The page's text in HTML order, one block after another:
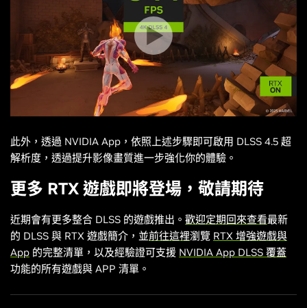
此外，透過 NVIDIA App，依照上述步驟即可啟用 DLSS 4.5 超
解析度，透過提升影像畫質進一步強化你的體驗。
更多 RTX 遊戲即將登場，敬請期待
近期會有更多整合 DLSS 的遊戲推出。 歡迎定期回來查看最新
的 DLSS 與 RTX 遊戲簡介，並前往這裡瀏覽 RTX 增強遊戲與
App 的完整清單，以及經驗證可支援 NVIDIA App DLSS 覆蓋
功能的所有遊戲與 APP 清單。